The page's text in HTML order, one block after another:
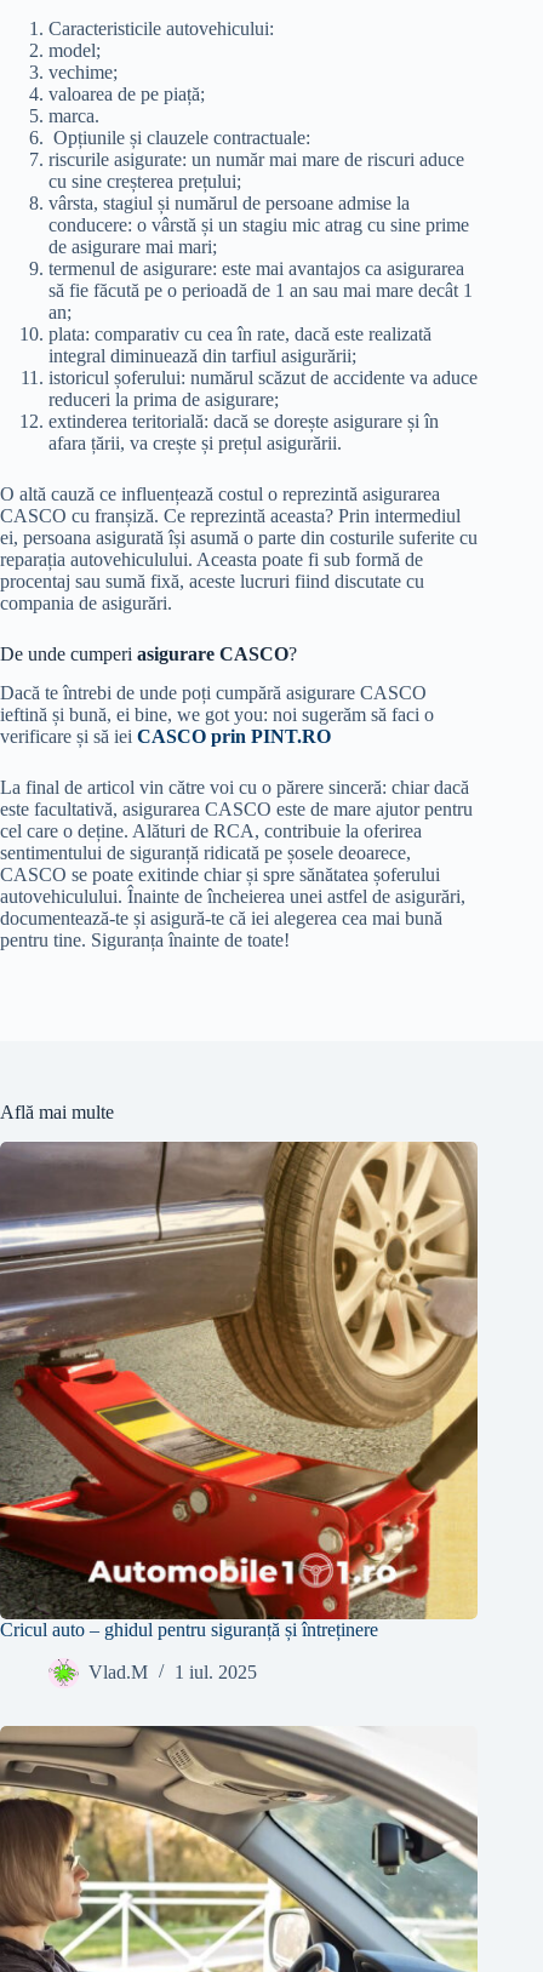
Caracteristicile autovehicului:
model;
vechime;
valoarea de pe piață;
marca.
Opțiunile și clauzele contractuale:
riscurile asigurate: un număr mai mare de riscuri aduce
cu sine creșterea prețului;
vârsta, stagiul și numărul de persoane admise la
conducere: o vârstă și un stagiu mic atrag cu sine prime
de asigurare mai mari;
termenul de asigurare: este mai avantajos ca asigurarea
să fie făcută pe o perioadă de 1 an sau mai mare decât 1
an;
plata: comparativ cu cea în rate, dacă este realizată
integral diminuează din tarfiul asigurării;
istoricul șoferului: numărul scăzut de accidente va aduce
reduceri la prima de asigurare;
extinderea teritorială: dacă se dorește asigurare și în
afara țării, va crește și prețul asigurării.
O altă cauză ce influențează costul o reprezintă asigurarea
CASCO cu franșiză. Ce reprezintă aceasta? Prin intermediul
ei, persoana asigurată își asumă o parte din costurile suferite cu
reparația autovehiculului. Aceasta poate fi sub formă de
procentaj sau sumă fixă, aceste lucruri fiind discutate cu
compania de asigurări.
De unde cumperi asigurare CASCO?
Dacă te întrebi de unde poți cumpără asigurare CASCO
ieftină și bună, ei bine, we got you: noi sugerăm să faci o
verificare și să iei CASCO prin PINT.RO
La final de articol vin către voi cu o părere sinceră: chiar dacă
este facultativă, asigurarea CASCO este de mare ajutor pentru
cel care o deține. Alături de RCA, contribuie la oferirea
sentimentului de siguranță ridicată pe șosele deoarece,
CASCO se poate exitinde chiar și spre sănătatea șoferului
autovehiculului. Înainte de încheierea unei astfel de asigurări,
documentează-te și asigură-te că iei alegerea cea mai bună
pentru tine. Siguranța înainte de toate!
Află mai multe
Cricul auto – ghidul pentru siguranță și întreținere
Vlad.M 1 iul. 2025